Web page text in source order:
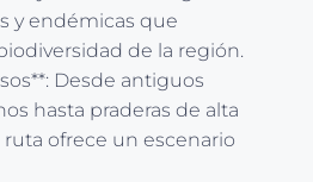
y endémicas que
de la región.
Desde antiguos
hasta praderas de alta
ofrece un escenario